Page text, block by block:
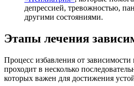
депрессией, тревожностью,
другими состояниями.
Этапы лечения
Процесс избавления от
проходит в несколько
которых важен для достижения